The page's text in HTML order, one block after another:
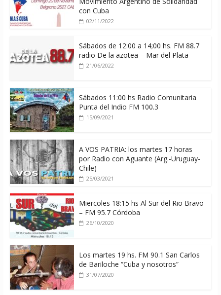
con Cuba
02/11/2022
Sábados de 12:00 a 14;00 hs. FM 88.7
radio De la azotea – Mar del Plata
21/06/2022
Sábados 11:00 hs Radio Comunitaria
Punta del Indio FM 100.3
15/09/2021
A VOS PATRIA: los martes 17 horas
por Radio con Aguante (Arg.-Uruguay-
Chile)
25/03/2021
Miercoles 18:15 hs Al Sur del Rio Bravo
– FM 95.7 Córdoba
26/10/2020
Los martes 19 hs. FM 90.1 San Carlos
de Bariloche “Cuba y nosotros”
31/07/2020